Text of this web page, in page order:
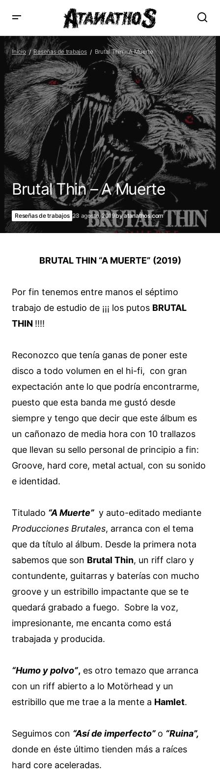
Brutal Thin – A Muerte
Inicio Reseñas de trabajos Brutal Thin – A Muerte
Brutal Thin – A Muerte
Reseñas de trabajos 23 agosto, 2019by atanathos.com
BRUTAL THIN “A MUERTE” (2019)
Por fin tenemos entre manos el séptimo
trabajo de estudio de ¡¡¡ los putos BRUTAL
THIN !!!!
Reconozco que tenía ganas de poner este
disco a todo volumen en el hi-fi, con gran
expectación ante lo que podría encontrarme,
puesto que esta banda me gustó desde
siempre y tengo que decir que este álbum es
un cañonazo de media hora con 10 trallazos
que llevan su sello personal de principio a fin:
Groove, hard core, metal actual, con su sonido
e identidad.
Titulado “A Muerte” y auto-editado mediante
Producciones Brutales, arranca con el tema
que da título al álbum. Desde la primera nota
sabemos que son Brutal Thin, un riff claro y
contundente, guitarras y baterías con mucho
groove y un estribillo impactante que se te
quedará grabado a fuego. Sobre la voz,
impresionante, me encanta como está
trabajada y producida.
“Humo y polvo”, es otro temazo que arranca
con un riff abierto a lo Motörhead y un
estribillo que me trae a la mente a Hamlet.
Seguimos con “Así de imperfecto” o “Ruina”,
donde en éste último tienden más a raíces
hard core aceleradas.